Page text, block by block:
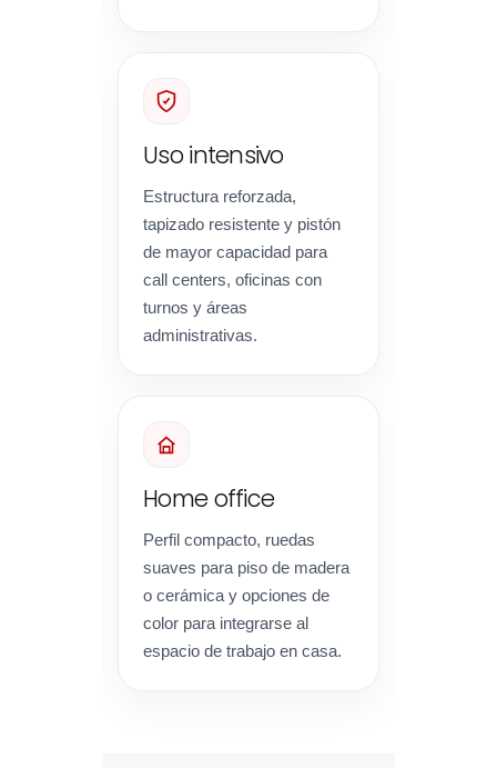
Uso intensivo
Estructura reforzada,
tapizado resistente y pistón
de mayor capacidad para
call centers, oficinas con
turnos y áreas
administrativas.
Home office
Perfil compacto, ruedas
suaves para piso de madera
o cerámica y opciones de
color para integrarse al
espacio de trabajo en casa.